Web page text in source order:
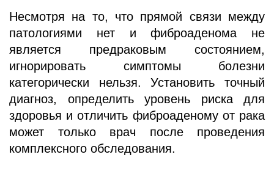
Несмотря на то, что прямой связи между
патологиями нет и фиброаденома не
является предраковым состоянием,
игнорировать симптомы болезни
категорически нельзя. Установить точный
диагноз, определить уровень риска для
здоровья и отличить фиброаденому от рака
может только врач после проведения
комплексного обследования.